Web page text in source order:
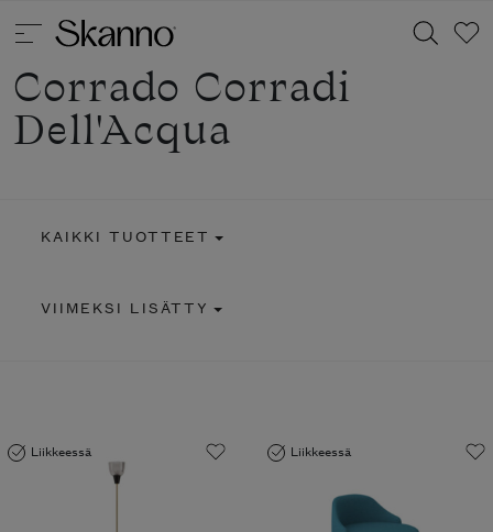
Corrado Corradi
Dell'Acqua
KAIKKI TUOTTEET
VIIMEKSI LISÄTTY
Liikkeessä Liikkeessä